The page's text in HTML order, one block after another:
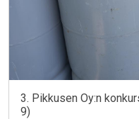
3. Pikkusen Oy:n
9)